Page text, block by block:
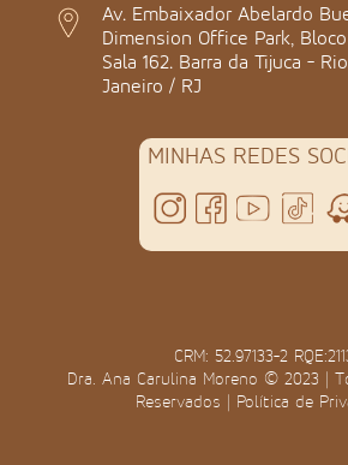
Av. Embaixador Abelardo
Dimension Office Park, Bloco
Sala 162. Barra da Tijuca -
Janeiro / RJ
MINHAS REDES
CRM: 52.97133-2
Dra. Ana Carulina Moreno © 2023 |
Reservados | Política de